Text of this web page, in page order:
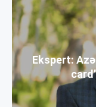
Ekspert: